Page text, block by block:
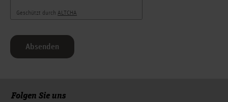
Geschützt durch ALTCHA
Absenden
Folgen Sie uns